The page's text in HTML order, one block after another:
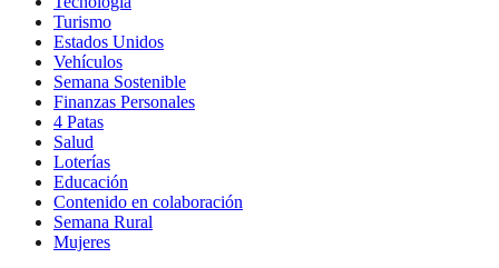
Turismo
Estados Unidos
Vehículos
Semana Sostenible
Finanzas Personales
4 Patas
Salud
Loterías
Educación
Contenido en colaboración
Semana Rural
Mujeres